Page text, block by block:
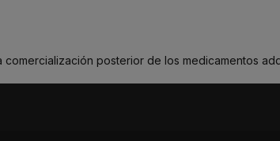
posterior de los medicamentos